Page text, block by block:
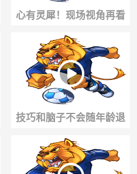
心有灵犀！现场视角再看
巴雷拉连线迪马尔科🔥
技巧和脑子不会随年龄退
化！内马尔骨子里还是那
个巴西舞者~